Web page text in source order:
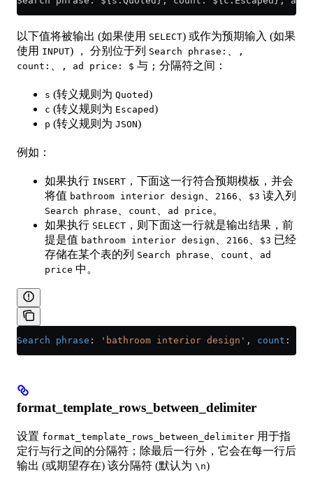
以下值将被输出 (如果使用 SELECT) 或作为预期输入 (如果
使用 INPUT) ， 分别位于列 Search phrase:
,
count:
, ad price: $ 与 ; 分隔符之间：
s (转义规则为 Quoted)
c (转义规则为 Escaped)
p (转义规则为 JSON)
例如：
如果执行 INSERT ，下面这一行符合预期模板，并会
将值 bathroom interior design 2166 $3 读入列
Search phrase count ad price 。
如果执行 SELECT ，则下面这一行就是输出结果，前
提是值 bathroom interior design 2166 $3 已经
存储在某个表的列 Search phrase count
ad
price 中。
Search phrase : 'bathroom interior design' , count :
format_template_rows_between_delimiter
设置 format_template_rows_between_delimiter 用于指
定行与行之间的分隔符；除最后一行外，它会在每一行后
输出 (或期望存在) 该分隔符 (默认为 \n)